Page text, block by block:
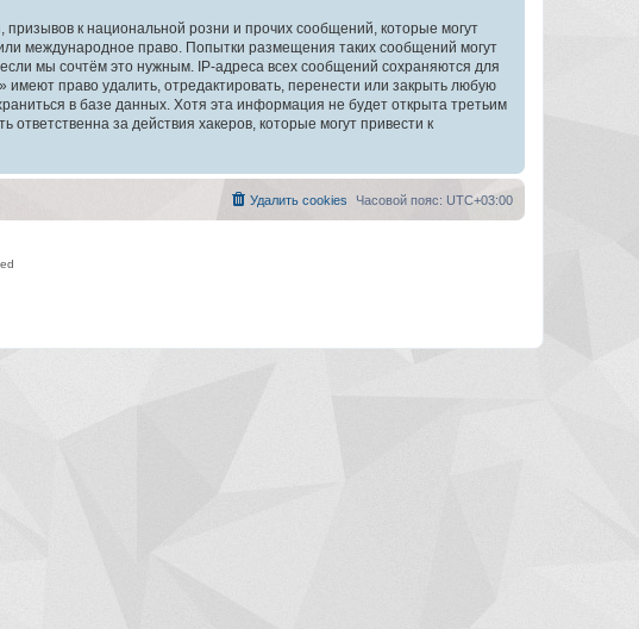
к национальной розни и прочих сообщений, которые могут
международное право. Попытки размещения таких сообщений могут
мы сочтём это нужным. IP-адреса всех сообщений сохраняются для
право удалить, отредактировать, перенести или закрыть любую
в базе данных. Хотя эта информация не будет открыта третьим
за действия хакеров, которые могут привести к
Часовой пояс: UTC+03:00
Удалить cookies